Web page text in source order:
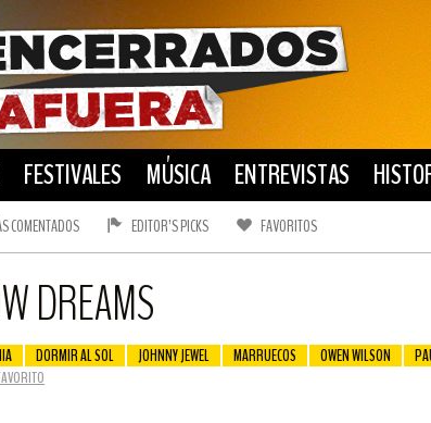
FESTIVALES MÚSICA ENTREVISTAS
COMENTADOS EDITOR’S PICKS FAVORITOS
DREAMS
DORMIR AL SOL JOHNNY JEWEL MARRUECOS OWEN WILSON